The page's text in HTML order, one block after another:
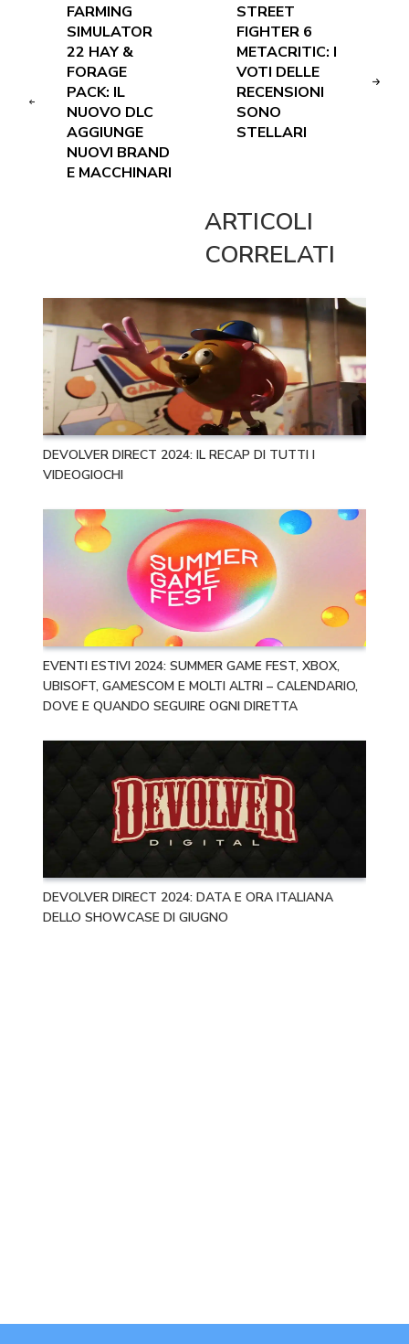
FARMING
SIMULATOR
22 HAY &
FORAGE
PACK: IL
NUOVO DLC
AGGIUNGE
NUOVI BRAND
E MACCHINARI
STREET
FIGHTER 6
METACRITIC: I
VOTI DELLE
RECENSIONI
SONO
STELLARI
ARTICOLI
CORRELATI
DEVOLVER DIRECT 2024: IL RECAP DI TUTTI I
VIDEOGIOCHI
EVENTI ESTIVI 2024: SUMMER GAME FEST, XBOX,
UBISOFT, GAMESCOM E MOLTI ALTRI – CALENDARIO,
DOVE E QUANDO SEGUIRE OGNI DIRETTA
DEVOLVER DIRECT 2024: DATA E ORA ITALIANA
DELLO SHOWCASE DI GIUGNO